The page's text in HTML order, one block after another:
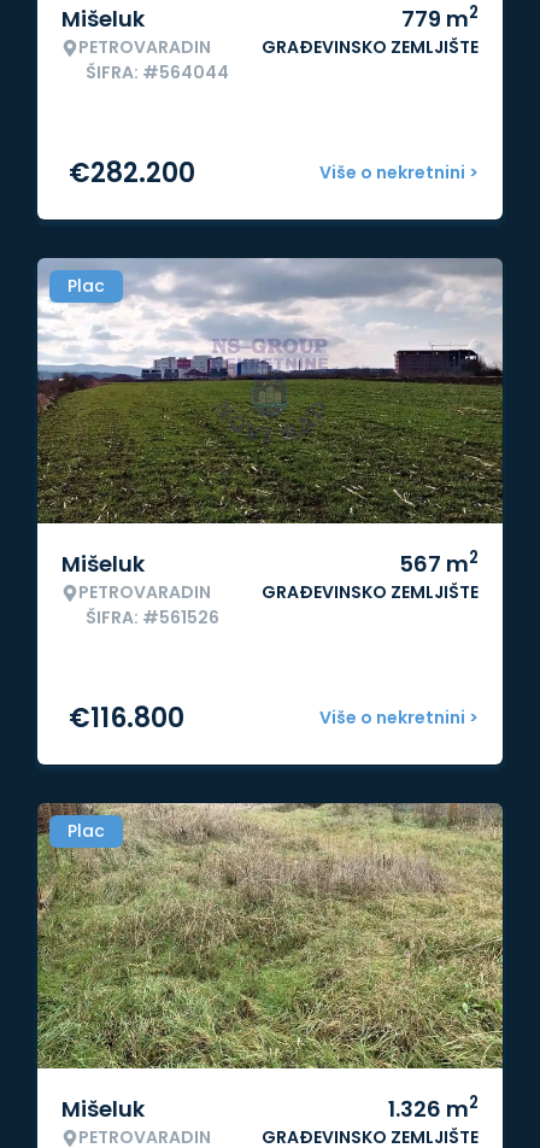
Mišeluk
PETROVARADIN
ŠIFRA: #564044
779 m2
GRAĐEVINSKO ZEMLJIŠTE
Više o nekretnini >
€282.200
Plac
Mišeluk
PETROVARADIN
ŠIFRA: #561526
567 m2
GRAĐEVINSKO ZEMLJIŠTE
Više o nekretnini >
€116.800
Plac
Mišeluk
PETROVARADIN
1.326 m2
GRAĐEVINSKO ZEMLJIŠTE